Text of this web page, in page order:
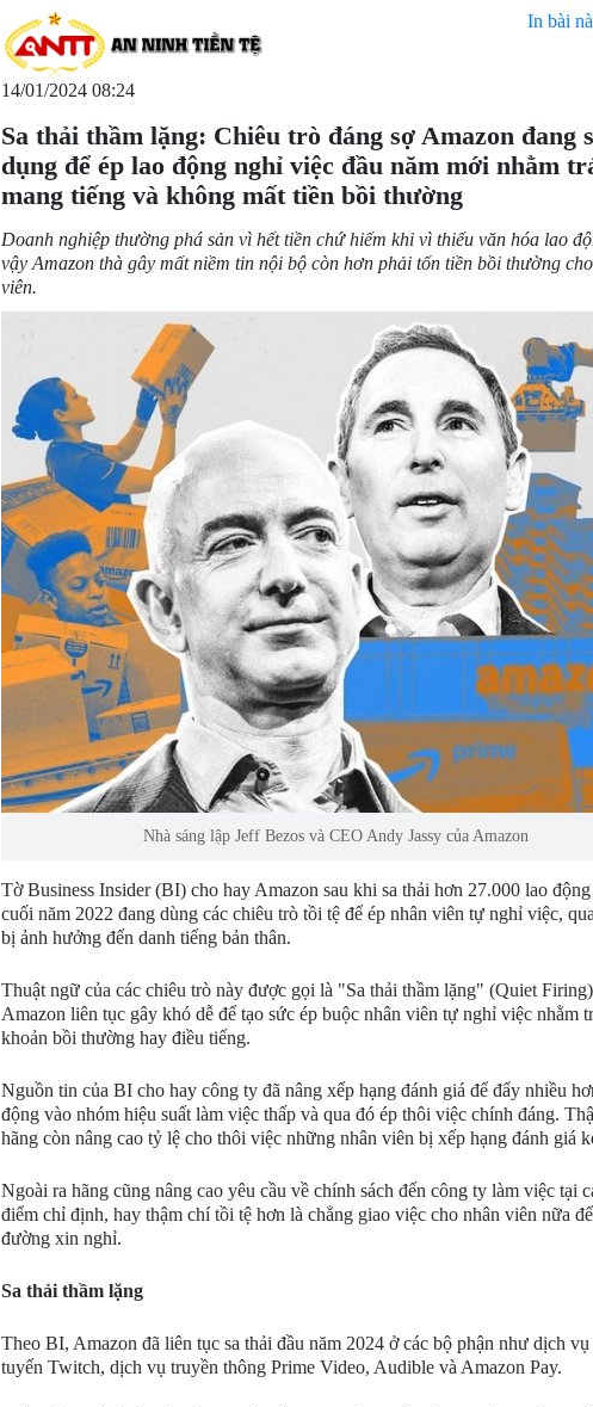
14/01/2024 08:24
In bài
Sa thải thầm lặng: Chiêu trò đáng sợ Amazon đang
dụng để ép lao động nghỉ việc đầu năm mới nhằm
mang tiếng và không mất tiền bồi thường
Doanh nghiệp thường phá sản vì hết tiền chứ hiếm khi vì thiếu văn hóa lao
vậy Amazon thà gây mất niềm tin nội bộ còn hơn phải tốn tiền bồi thường
viên.
Nhà sáng lập Jeff Bezos và CEO Andy Jassy của Amazon
Tờ Business Insider (BI) cho hay Amazon sau khi sa thải hơn 27.000 lao
cuối năm 2022 đang dùng các chiêu trò tồi tệ để ép nhân viên tự nghỉ việc,
bị ảnh hưởng đến danh tiếng bản thân.
Thuật ngữ của các chiêu trò này được gọi là "Sa thải thầm lặng" (Quiet
Amazon liên tục gây khó dễ để tạo sức ép buộc nhân viên tự nghỉ việc nhằm
khoản bồi thường hay điều tiếng.
Nguồn tin của BI cho hay công ty đã nâng xếp hạng đánh giá để đẩy nhiều
động vào nhóm hiệu suất làm việc thấp và qua đó ép thôi việc chính đáng.
hãng còn nâng cao tỷ lệ cho thôi việc những nhân viên bị xếp hạng đánh giá
Ngoài ra hãng cũng nâng cao yêu cầu về chính sách đến công ty làm việc tại
điểm chỉ định, hay thậm chí tồi tệ hơn là chẳng giao việc cho nhân viên nữa
đường xin nghỉ.
Sa thải thầm lặng
Theo BI, Amazon đã liên tục sa thải đầu năm 2024 ở các bộ phận như dịch
tuyến Twitch, dịch vụ truyền thông Prime Video, Audible và Amazon Pay.